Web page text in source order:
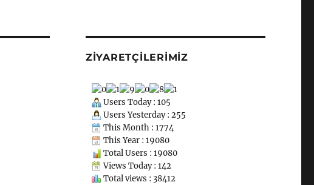
ZIYARETÇILERIMIZ
Users Today : 105
Users Yesterday : 255
This Month : 1774
This Year : 19080
Total Users : 19080
Views Today : 142
Total views : 38412